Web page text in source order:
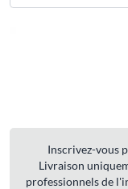
Inscrivez-vous
Livraison
professionnels de